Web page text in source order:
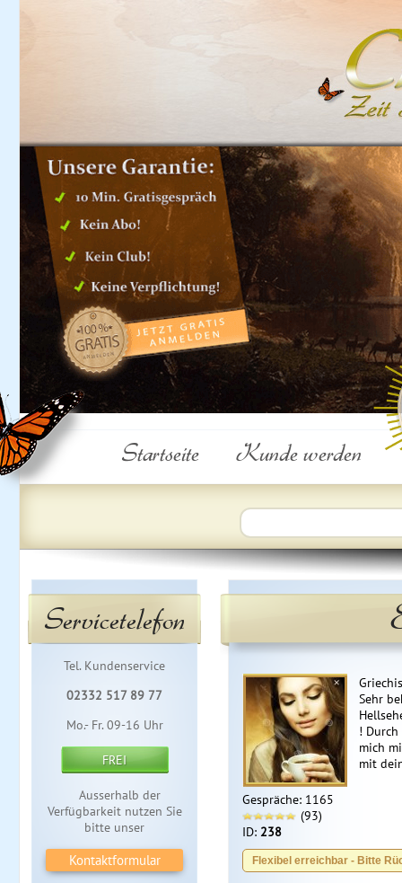
Startseite Kunde werden
Servicetelefon
Tel. Kundenservice
02332 517 89 77
Mo.- Fr. 09-16 Uhr
FREI
Ausserhalb der
Verfügbarkeit nutzen Sie
bitte unser
Kontaktformular
Sehr
!
mich
mit
Gespräche: 1165
(93)
ID: 238
Flexibel erreichbar - Bitte